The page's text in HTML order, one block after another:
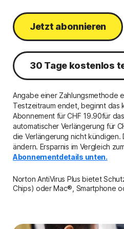
Jetzt abonnieren
30 Tage kostenlos
Angabe einer Zahlungsmethode
Testzeitraum endet, beginnt das
Abonnement für CHF 19.90für
automatischer Verlängerung für
die Verlängerung nicht kündigen.
ändern. Ersparnis im Vergleich
Abonnementdetails unten.
Norton AntiVirus Plus bietet
Chips) oder Mac®, Smartphone